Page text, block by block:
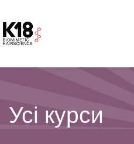
Усі курси